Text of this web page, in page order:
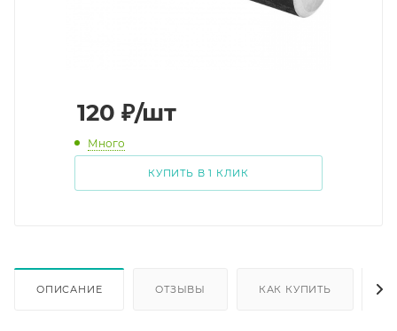
120 ₽/шт
Много
КУПИТЬ В 1 КЛИК
ОПИСАНИЕ ОТЗЫВЫ КАК КУПИТЬ